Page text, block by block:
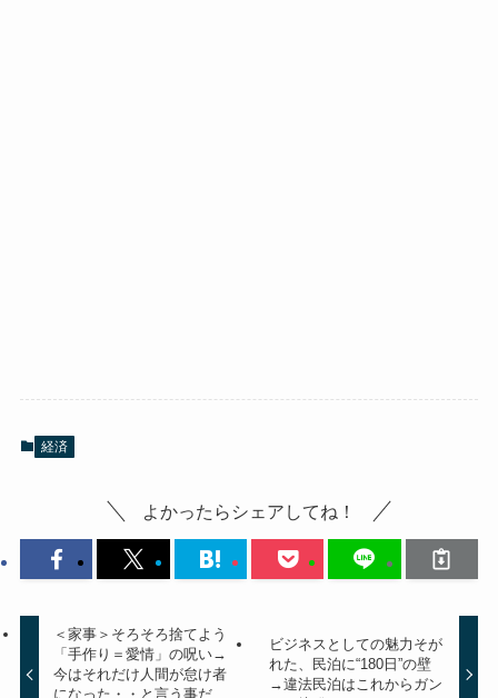
経済
よかったらシェアしてね！
＜家事＞そろそろ捨てよう
「手作り＝愛情」の呪い→
今はそれだけ人間が怠け者
になった・・と言う事だ
ビジネスとしての魅力そが
れた、民泊に“180日”の壁
→違法民泊はこれからガン